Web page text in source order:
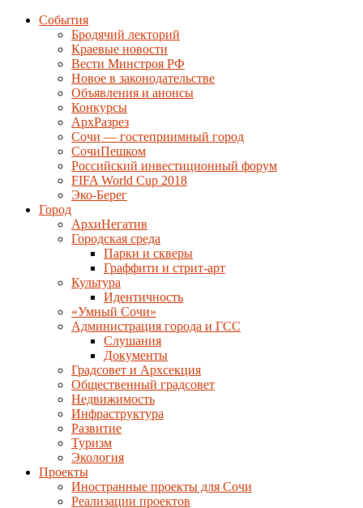
События
Бродячий лекторий
Краевые новости
Вести Минстроя РФ
Новое в законодательстве
Объявления и анонсы
Конкурсы
АрхРазрез
Сочи — гостеприимный город
СочиПешком
Российский инвестиционный форум
FIFA World Cup 2018
Эко-Берег
Город
АрхиНегатив
Городская среда
Парки и скверы
Граффити и стрит-арт
Культура
Идентичность
«Умный Сочи»
Администрация города и ГСС
Слушания
Документы
Градсовет и Архсекция
Общественный градсовет
Недвижимость
Инфраструктура
Развитие
Туризм
Экология
Проекты
Иностранные проекты для Сочи
Реализации проектов